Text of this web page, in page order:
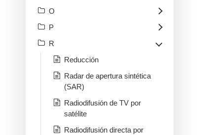
O
P
R
Reducción
Radar de apertura sintética
(SAR)
Radiodifusión de TV por
satélite
Radiodifusión directa por